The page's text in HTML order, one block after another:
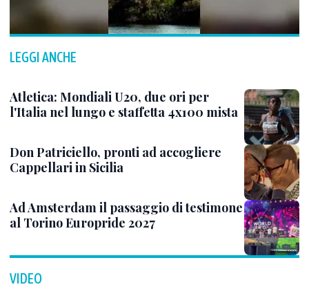
LEGGI ANCHE
Atletica: Mondiali U20, due ori per
l'Italia nel lungo e staffetta 4x100 mista
Don Patriciello, pronti ad accogliere
Cappellari in Sicilia
Ad Amsterdam il passaggio di testimone
al Torino Europride 2027
VIDEO